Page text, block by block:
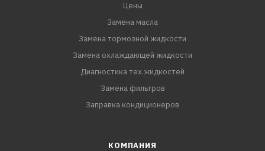
Цены
Замена масла
Замена тормозной жидкости
Замена охлаждающей жидкости
Диагностика тех.жидкостей
Замена фильтров
Заправка кондиционеров
КОМПАНИЯ